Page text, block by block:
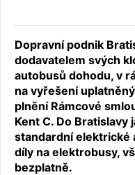
Dopravní podnik
dodavatelem svých
autobusů dohodu, v
na vyřešení
plnění Rámcové
Kent C. Do
standardní elektrické
díly na elektrobusy,
bezplatně.